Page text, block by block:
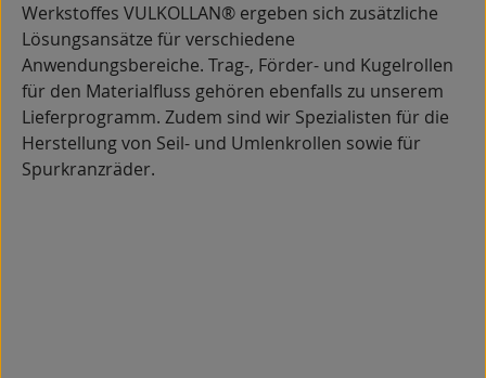
Werkstoffes VULKOLLAN® ergeben sich zusätzliche
Lösungsansätze für verschiedene
Anwendungsbereiche. Trag-, Förder- und Kugelrollen
für den Materialfluss gehören ebenfalls zu unserem
Lieferprogramm. Zudem sind wir Spezialisten für die
Herstellung von Seil- und Umlenkrollen sowie für
Spurkranzräder.